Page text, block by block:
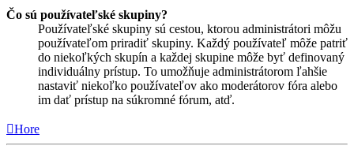
Čo sú používateľské skupiny?
Používateľské skupiny sú cestou, ktorou administrátori môžu
používateľom priradiť skupiny. Každý používateľ môže patriť
do niekoľkých skupín a každej skupine môže byť definovaný
individuálny prístup. To umožňuje administrátorom ľahšie
nastaviť niekoľko používateľov ako moderátorov fóra alebo
im dať prístup na súkromné fórum, atď.
Hore